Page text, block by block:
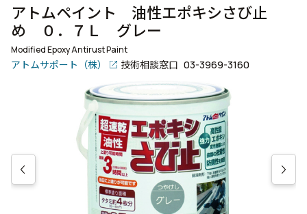
アトムペイント 油性エポキシさび止
め ０．７Ｌ グレー
Modified Epoxy Antirust Paint
アトムサポート（株） 技術相談窓口 03-3969-3160